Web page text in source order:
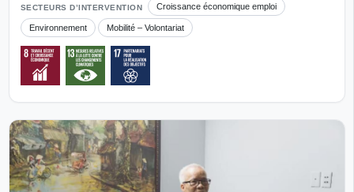
SECTEURS D’INTERVENTION Croissance économique emploi
Environnement Mobilité – Volontariat